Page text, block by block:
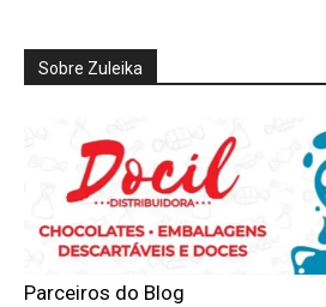
Sobre Zuleika
Parceiros do Blog